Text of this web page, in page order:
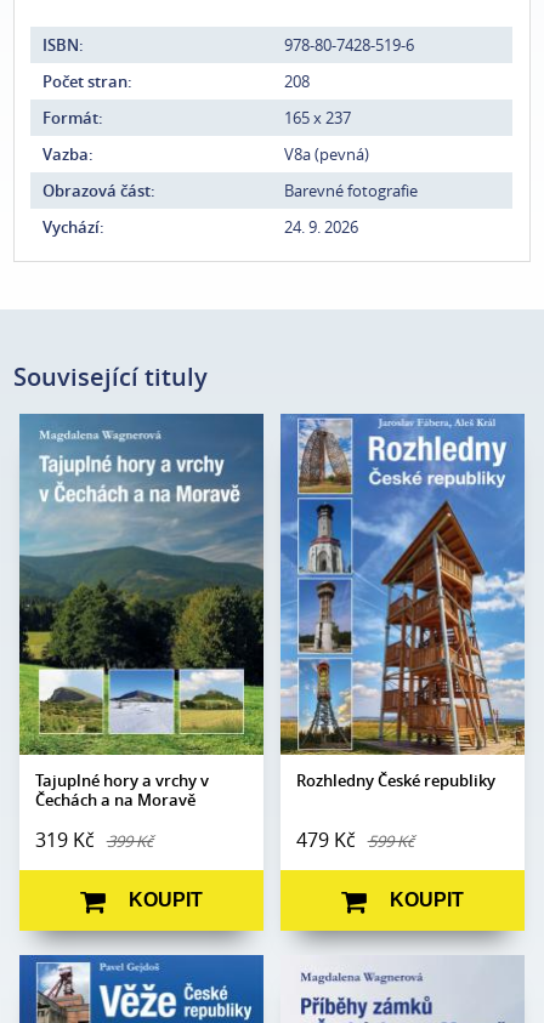
ISBN:
978-80-7428-519-6
Počet stran:
208
Formát:
165 x 237
Vazba:
V8a (pevná)
Obrazová část:
Barevné fotografie
Vychází:
24. 9. 2026
Související tituly
Tajuplné hory a vrchy v
Čechách a na Moravě
319 Kč 399 Kč
Autor:
Magdalena
Počet stran:
Formát:
160 x 230
Vazba:
V8a (pevná)
Obrazová
část:
Barevné fotografie
Datum
vydání:
18. 11. 2021
KOUPIT
Rozhledny České republiky
479 Kč 599 Kč
Autor:
Jaroslav Fábera, Aleš
Král
Edice:
mimo edice
Počet stran:
464
Formát:
130 x 200
Vazba:
V8 flexo
Obrazová
část:
Barevné fotografie
Datum
vydání:
20. 3. 2019
KOUPIT